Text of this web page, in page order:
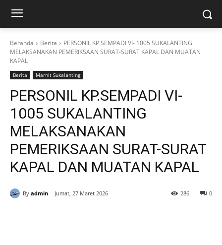
Beranda Berita
PERSONIL KP.SEMPADI VI- 1005 SUKALANTING
MELAKSANAKAN PEMERIKSAAN SURAT-SURAT KAPAL DAN MUATAN
KAPAL
Berita Marnit Sukalanting
PERSONIL KP.SEMPADI VI-
1005 SUKALANTING
MELAKSANAKAN
PEMERIKSAAN SURAT-SURAT
KAPAL DAN MUATAN KAPAL
By admin Jumat, 27 Maret 2026 0
286